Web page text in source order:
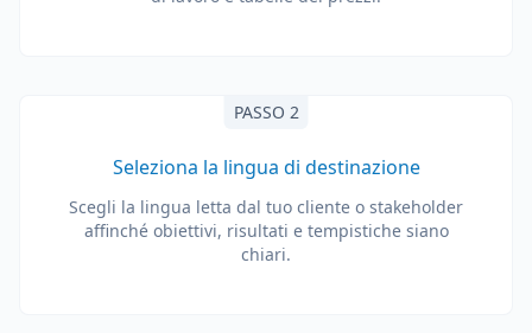
PASSO 2
Seleziona la lingua di destinazione
Scegli la lingua letta dal tuo cliente o stakeholder
affinché obiettivi, risultati e tempistiche siano
chiari.